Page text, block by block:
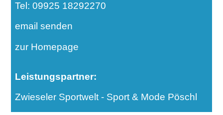
Tel: 09925 18292270
email senden
zur Homepage
Leistungspartner:
Zwieseler Sportwelt - Sport & Mode Pöschl